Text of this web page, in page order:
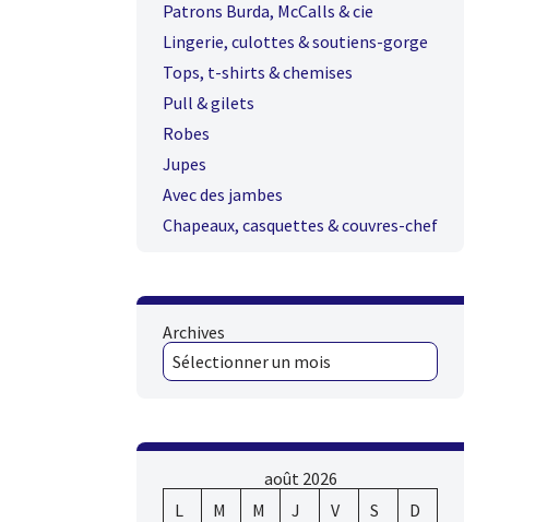
Patrons Burda, McCalls & cie
Lingerie, culottes & soutiens-gorge
Tops, t-shirts & chemises
Pull & gilets
Robes
Jupes
Avec des jambes
Chapeaux, casquettes & couvres-chef
Archives
août 2026
L
M M J V S D